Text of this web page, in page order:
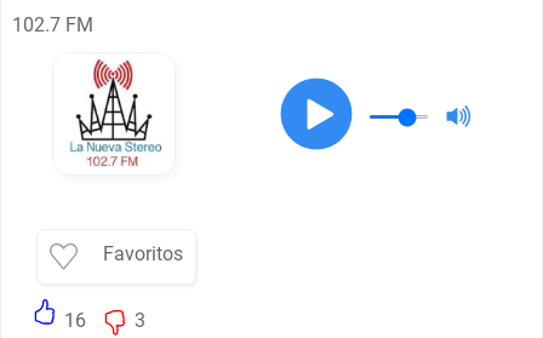
102.7 FM
Favoritos
16 3